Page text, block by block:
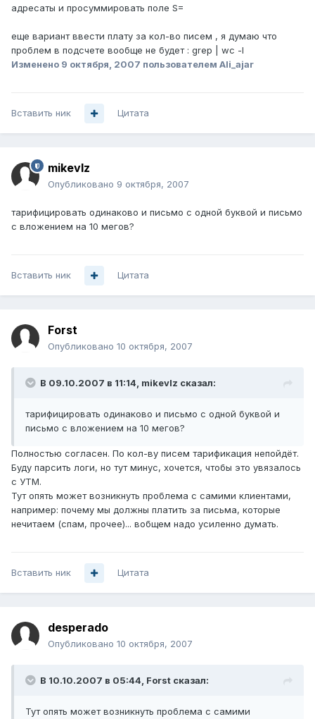
адресаты и просуммировать поле S=
еще вариант ввести плату за кол-во писем , я думаю что
проблем в подсчете вообще не будет : grep | wc -l
Изменено 9 октября, 2007 пользователем Ali_ajar
Вставить ник Цитата
mikevlz
Опубликовано 9 октября, 2007
тарифицировать одинаково и письмо с одной буквой и письмо
с вложением на 10 мегов?
Вставить ник Цитата
Forst
Опубликовано 10 октября, 2007
В 09.10.2007 в 11:14, mikevlz сказал:
тарифицировать одинаково и письмо с одной буквой и
письмо с вложением на 10 мегов?
Полностью согласен. По кол-ву писем тарификация непойдёт.
Буду парсить логи, но тут минус, хочется, чтобы это увязалось
с УТМ.
Тут опять может возникнуть проблема с самими клиентами,
например: почему мы должны платить за письма, которые
нечитаем (спам, прочее)... вобщем надо усиленно думать.
Вставить ник Цитата
desperado
Опубликовано 10 октября, 2007
В 10.10.2007 в 05:44, Forst сказал:
Тут опять может возникнуть проблема с самими